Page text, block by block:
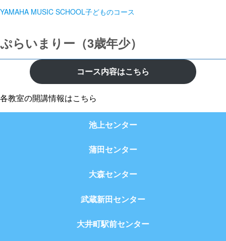
YAMAHA MUSIC SCHOOL子どものコース
ぷらいまりー（3歳年少）
コース内容はこちら
各教室の開講情報はこちら
池上センター
蒲田センター
大森センター
武蔵新田センター
大井町駅前センター